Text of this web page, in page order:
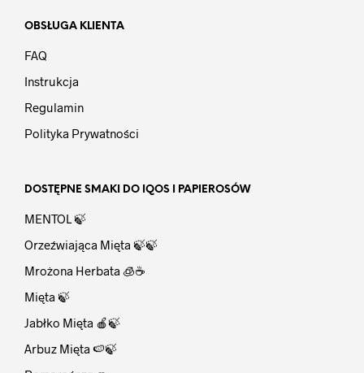
OBSŁUGA KLIENTA
FAQ
Instrukcja
Regulamin
Polityka Prywatności
DOSTĘPNE SMAKI DO IQOS I PAPIEROSÓW
MENTOL 🍃
Orzeźwiająca Mięta 🍃🍃
Mrożona Herbata 🧊☕
Mięta 🍃
Jabłko Mięta 🍎🍃
Arbuz Mięta 🍉🍃